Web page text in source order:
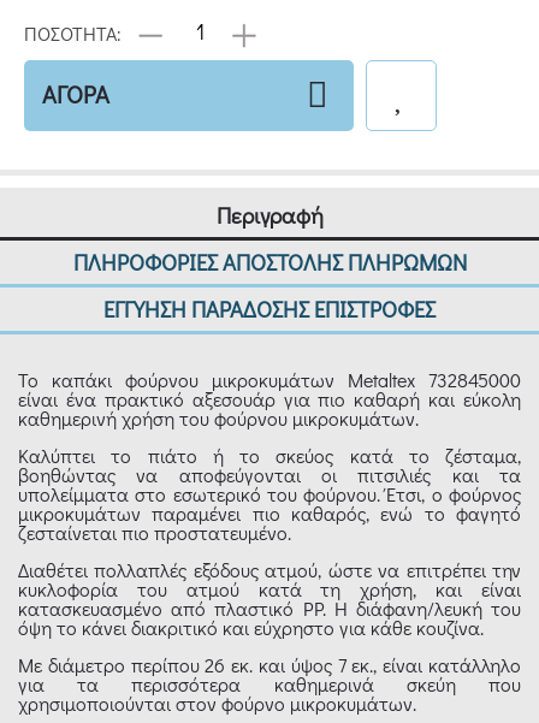
ΠΟΣΟΤΗΤΑ:
ΑΓΟΡΑ
Περιγραφή
ΠΛΗΡΟΦΟΡΙΕΣ ΑΠΟΣΤΟΛΗΣ ΠΛΗΡΩΜΩΝ
ΕΓΓΥΗΣΗ ΠΑΡΑΔΟΣΗΣ ΕΠΙΣΤΡΟΦΕΣ
Το καπάκι φούρνου μικροκυμάτων Metaltex 732845000
είναι ένα πρακτικό αξεσουάρ για πιο καθαρή και εύκολη
καθημερινή χρήση του φούρνου μικροκυμάτων.
Καλύπτει το πιάτο ή το σκεύος κατά το ζέσταμα,
βοηθώντας να αποφεύγονται οι πιτσιλιές και τα
υπολείμματα στο εσωτερικό του φούρνου. Έτσι, ο φούρνος
μικροκυμάτων παραμένει πιο καθαρός, ενώ το φαγητό
ζεσταίνεται πιο προστατευμένο.
Διαθέτει πολλαπλές εξόδους ατμού, ώστε να επιτρέπει την
κυκλοφορία του ατμού κατά τη χρήση, και είναι
κατασκευασμένο από πλαστικό PP. Η διάφανη/λευκή του
όψη το κάνει διακριτικό και εύχρηστο για κάθε κουζίνα.
Με διάμετρο περίπου 26 εκ. και ύψος 7 εκ., είναι κατάλληλο
για τα περισσότερα καθημερινά σκεύη που
χρησιμοποιούνται στον φούρνο μικροκυμάτων.